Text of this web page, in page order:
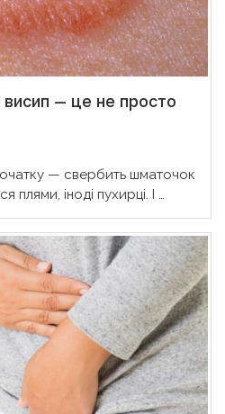
висип — це не просто
— свербить шматочок
плями, іноді пухирці. І …